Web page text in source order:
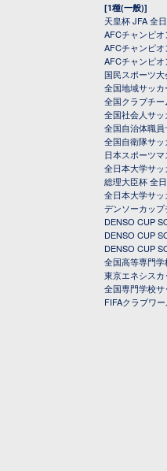
[1種(一般)]
天皇杯 JFA 全
AFCチャンピ
AFCチャンピ
AFCチャンピ
国民スポーツ
全国地域サッ
全国クラブチ
全国社会人サ
全国自治体職
全国自衛隊サ
日本スポーツ
全日本大学サ
総理大臣杯 全
全日本大学サ
デンソーカッ
DENSO CUP
DENSO CUP
DENSO CUP
全国高等専門
東京エネシス
全国専門学校
FIFAクラブワ